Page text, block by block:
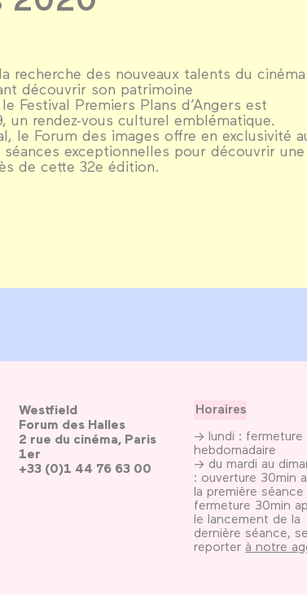
recherche des nouveaux talents du cinéma
découvrir son patrimoine
Festival Premiers Plans d’Angers est
un rendez-vous culturel emblématique.
le Forum des images offre en exclusivité
exceptionnelles pour découvrir une
de cette 32e édition.
Westfield
Forum des Halles
2 rue du cinéma, Paris
1er
+33 (0)1 44 76 63 00
Horaires
→ lundi : fermeture
hebdomadaire
→ du mardi au
: ouverture 30min
la première
fermeture 30min
le lancement de la
dernière séance, se
reporter à notre